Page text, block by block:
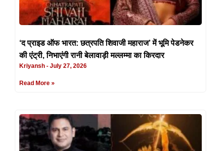
‘द प्राइड ऑफ भारत: छत्रपति शिवाजी महाराज’ में भूमि पेडनेकर
की एंट्री, निभाएंगी रानी बेलावाड़ी मल्लम्मा का किरदार
Kriyansh July 27, 2026
Read More »